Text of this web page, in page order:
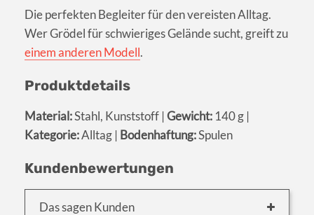
Die perfekten Begleiter für den vereisten Alltag.
Wer Grödel für schwieriges Gelände sucht, greift zu
einem anderen Modell.
Produktdetails
Material:Stahl, Kunststoff | Gewicht: 140 g |
Kategorie:Alltag | Bodenhaftung:Spulen
Kundenbewertungen
Das sagen Kunden